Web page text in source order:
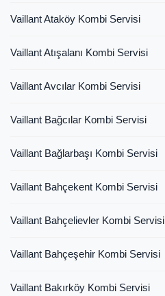
Vaillant Ataköy Kombi Servisi
Vaillant Atışalanı Kombi Servisi
Vaillant Avcılar Kombi Servisi
Vaillant Bağcılar Kombi Servisi
Vaillant Bağlarbaşı Kombi Servisi
Vaillant Bahçekent Kombi Servisi
Vaillant Bahçelievler Kombi Servisi
Vaillant Bahçeşehir Kombi Servisi
Vaillant Bakırköy Kombi Servisi